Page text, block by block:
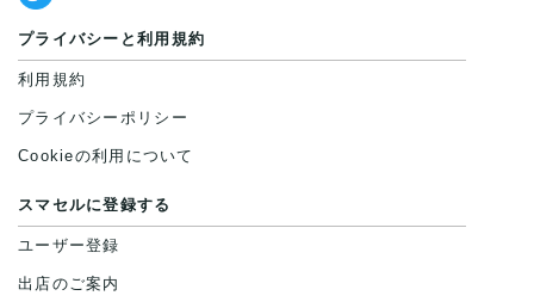
プライバシーと利用規約
利用規約
プライバシーポリシー
Cookieの利用について
スマセルに登録する
ユーザー登録
出店のご案内